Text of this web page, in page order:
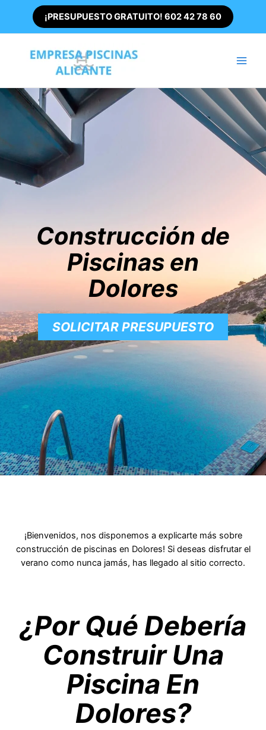
contenido
¡PRESUPUESTO GRATUITO! 602 42 78 60
Construcción de
Piscinas en
Dolores
SOLICITAR PRESUPUESTO
¡Bienvenidos, nos disponemos a explicarte más sobre
construcción de piscinas en Dolores! Si deseas disfrutar el
verano como nunca jamás, has llegado al sitio correcto.
¿Por Qué Debería
Construir Una
Piscina En
Dolores?